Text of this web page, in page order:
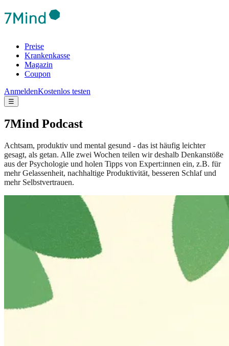
Preise
Krankenkasse
Magazin
Coupon
AnmeldenKostenlos testen
☰
7Mind Podcast
Achtsam, produktiv und mental gesund - das ist häufig leichter
gesagt, als getan. Alle zwei Wochen teilen wir deshalb Denkanstöße
aus der Psychologie und holen Tipps von Expert:innen ein, z.B. für
mehr Gelassenheit, nachhaltige Produktivität, besseren Schlaf und
mehr Selbstvertrauen.